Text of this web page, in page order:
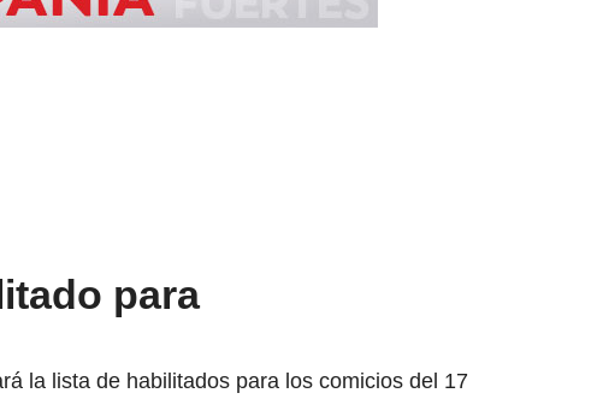
para
la lista de habilitados para los comicios del 17